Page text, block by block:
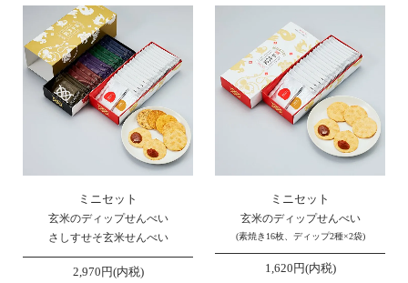
ミニセット
玄米のディップせんべい
さしすせそ玄米せんべい
2,970円(内税)
ミニセット
玄米のディップせんべい
(素焼き16枚、ディップ2種×2袋)
1,620円(内税)